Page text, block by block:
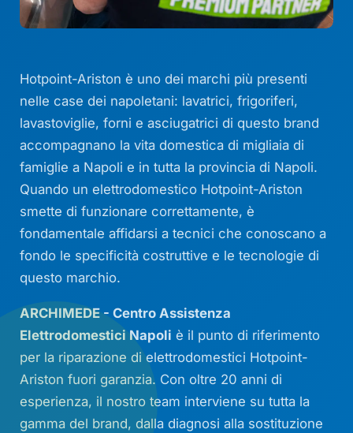
Hotpoint-Ariston è uno dei marchi più presenti
nelle case dei napoletani: lavatrici, frigoriferi,
lavastoviglie, forni e asciugatrici di questo brand
accompagnano la vita domestica di migliaia di
famiglie a Napoli e in tutta la provincia di Napoli.
Quando un elettrodomestico Hotpoint-Ariston
smette di funzionare correttamente, è
fondamentale affidarsi a tecnici che conoscano a
fondo le specificità costruttive e le tecnologie di
questo marchio.
ARCHIMEDE - Centro Assistenza
Elettrodomestici Napoli è il punto di riferimento
per la riparazione di elettrodomestici Hotpoint-
Ariston fuori garanzia. Con oltre 20 anni di
esperienza, il nostro team interviene su tutta la
gamma del brand, dalla diagnosi alla sostituzione